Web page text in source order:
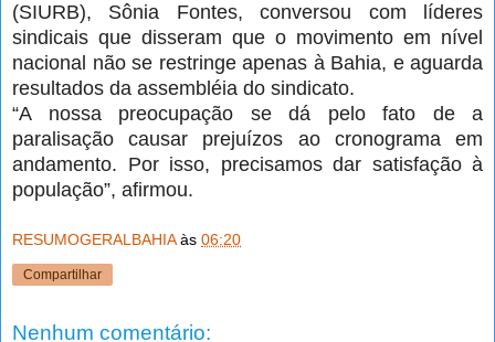
(SIURB), Sônia Fontes, conversou com líderes
sindicais que disseram que o movimento em nível
nacional não se restringe apenas à Bahia, e aguarda
resultados da assembléia do sindicato.
“A nossa preocupação se dá pelo fato de a
paralisação causar prejuízos ao cronograma em
andamento. Por isso, precisamos dar satisfação à
população”, afirmou.
RESUMOGERALBAHIA às 06:20
Compartilhar
Nenhum comentário: